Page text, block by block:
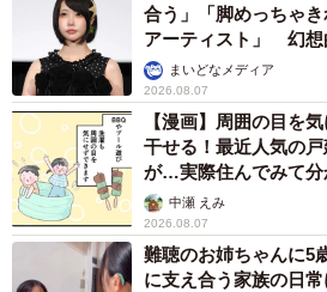
走行距離課税であれば、車種に関係
し、設定する税率によっては税収増
高度経済成長期に整備された道路
況なので、こうした道路インフラの
は、大きなメリットでしょう。
（4）環境保全や騒音防止が期待で
合う」「脚めっちゃ
アーティスト」 幻想
まいどなメディア
2026.08.07
【漫画】周囲の目を
干せる！最近人気の
が…実際住んでみて分
中瀬 えみ
2026.08.07
難聴のお姉ちゃんに
に支え合う家族の日